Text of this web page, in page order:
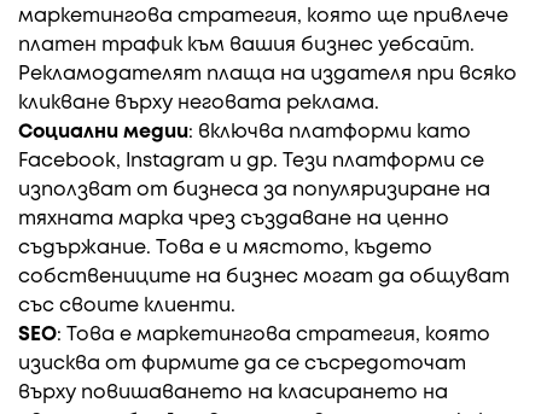
маркетингова стратегия, която ще привлече
платен трафик към вашия бизнес уебсайт.
Рекламодателят плаща на издателя при всяко
кликване върху неговата реклама.
Социални медии: включва платформи като
Facebook, Instagram и др. Тези платформи се
използват от бизнеса за популяризиране на
тяхната марка чрез създаване на ценно
съдържание. Това е и мястото, където
собствениците на бизнес могат да общуват
със своите клиенти.
SEO: Това е маркетингова стратегия, която
изисква от фирмите да се съсредоточат
върху повишаването на класирането на